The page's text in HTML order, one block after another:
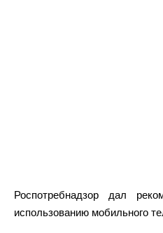
Роспотребнадзор дал
использованию мобильного